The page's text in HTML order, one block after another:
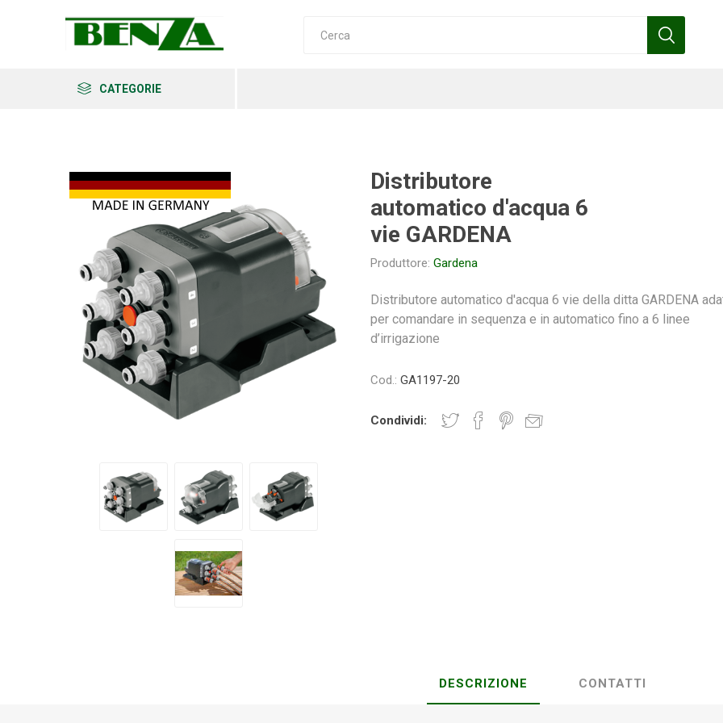
CATEGORIE
Arkema Ars Archman Benza Bottos Calpeda
Erba Felco Fiskars Gardena Griffon
Gamma
pennelli
Hozelock
Plasson Rain Bird
uPower
Distributore
automatico d'acqua 6
vie GARDENA
Produttore: Gardena
Distributore automatico d'acqua 6 vie della ditta GARDENA
per comandare in sequenza e in automatico fino a 6 linee
d’irrigazione
Cod.: GA1197-20
Condividi:
DESCRIZIONE CONTATTI